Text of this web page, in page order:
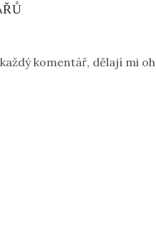
komentář, dělají mi